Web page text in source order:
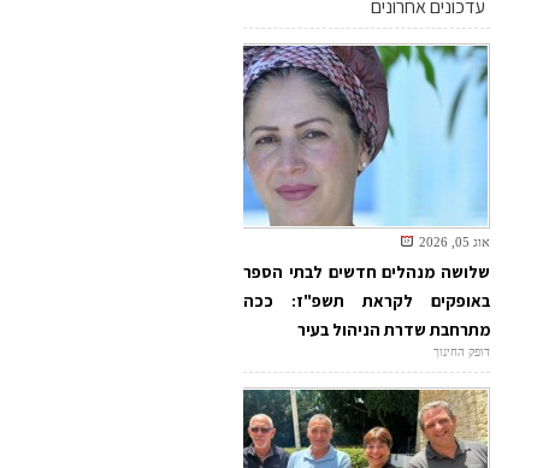
עדכונים אחרונים
אוג 05, 2026
שלושה מנהלים חדשים לבתי הספר
באופקים לקראת תשפ"ז: ככה
מתרחבת שדרת הניהול בעיר
דופק החינוך